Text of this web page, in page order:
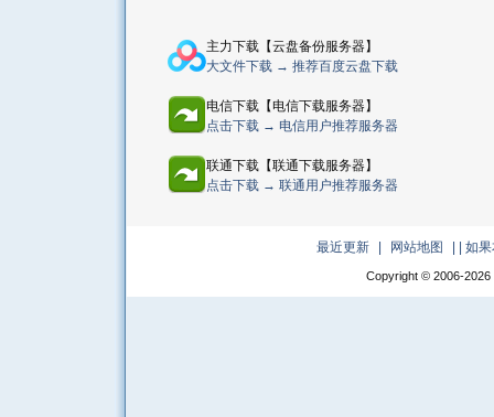
主力下载【云盘备份服务器】
大文件下载 → 推荐百度云盘下载
电信下载【电信下载服务器】
点击下载 → 电信用户推荐服务器
联通下载【联通下载服务器】
点击下载 → 联通用户推荐服务器
最近更新 网站地图 | 如
Copyright © 2006-2026